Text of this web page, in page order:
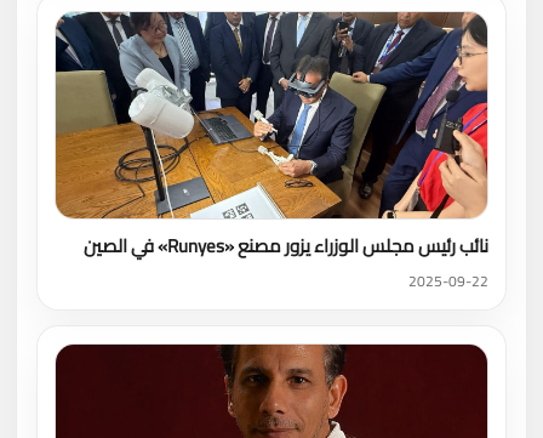
نائب رئيس مجلس الوزراء يزور مصنع «Runyes» في الصين
2025-09-22